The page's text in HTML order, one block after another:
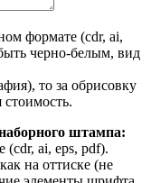
формате (cdr, ai,
черно-белым, вид
то за обрисовку
стоимость.
штампа:
ai, eps, pdf).
на оттиске (не